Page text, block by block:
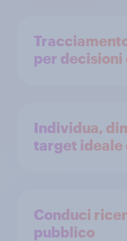
per
Individua,
target ideale
Conduci
pubblico